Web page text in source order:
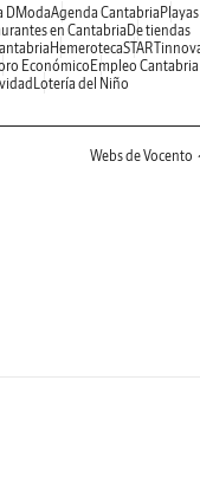
DModaAgenda CantabriaPlayas
en CantabriaDe tiendas
Hemeroteca
EconómicoEmpleo Cantabria
Lotería del Niño
Webs de Vocento